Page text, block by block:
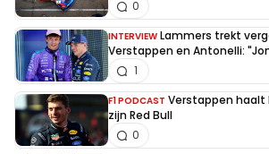
0
INTERVIEW Lammers trekt
Verstappen en Antonelli:
1
F1 PODCAST Verstappen
zijn Red Bull
0